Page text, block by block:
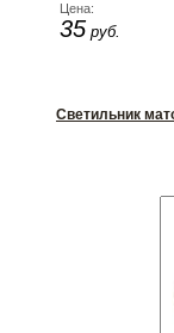
Цена:
35 руб.
Светильник